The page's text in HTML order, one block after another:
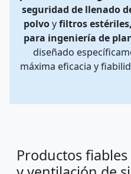
seguridad de llenado
polvoyfiltros estériles,
para ingeniería de
diseñado
máxima eficacia y
Productos